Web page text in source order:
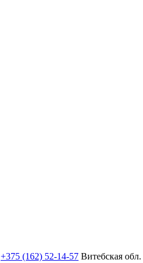
+375 (162) 52-14-57 Витебская обл.